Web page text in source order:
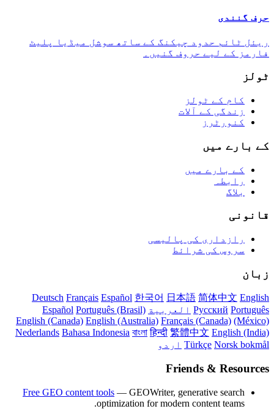
حرف گنندی
ریئل ٹائم حدود چیکنگ کے ساتھ سوشل میڈیا پلیٹ
فارمز کے لیے حروف گنیں۔
ٹولز
کام کے ٹولز
زندگی کے آلات
کنورٹرز
کے بارے میں
کے بارے میں
رابطہ
بلاگ
قانونی
رازداری کی پالیسی
سروس کی شرائط
زبان
English
简体中文
日本語
한국어
Español
Français
Deutsch
Português
Русский العربية Português (Brasil)
Español
(México)
Français (Canada)
English (Australia)
English (Canada)
English (India)
繁體中文
हिन्दी
বাংলা
Bahasa Indonesia
Nederlands
Norsk bokmål
Türkçe اردو
Friends & Resources
Free GEO content tools — GEOWriter, generative search
optimization for modern content teams.